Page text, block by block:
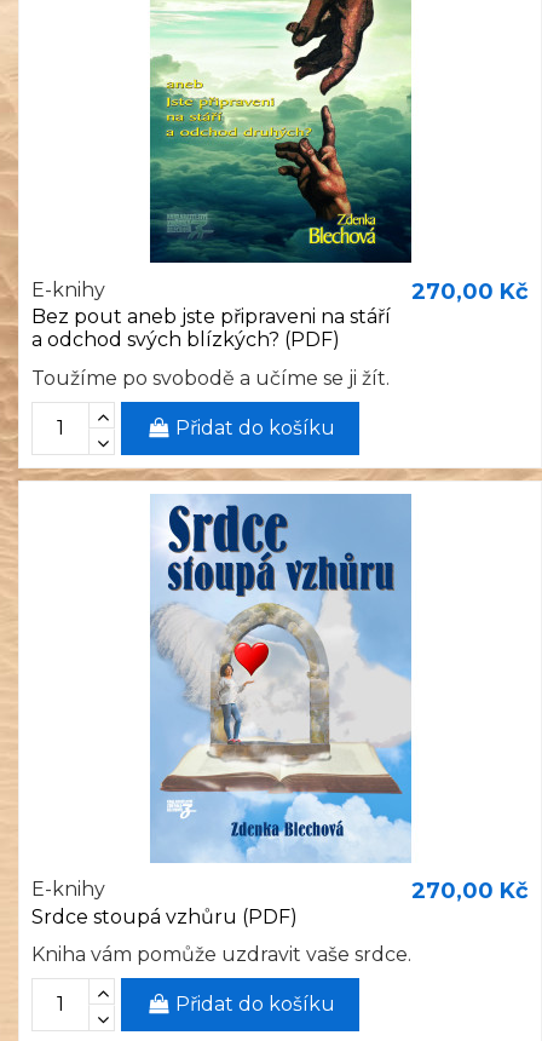
E-knihy
Bez pout aneb jste připraveni na stáří
a odchod svých blízkých? (PDF)
270,00 Kč
Toužíme po svobodě a učíme se ji žít.
Přidat do košíku
E-knihy
Srdce stoupá vzhůru (PDF)
270,00 Kč
Kniha vám pomůže uzdravit vaše srdce.
Přidat do košíku